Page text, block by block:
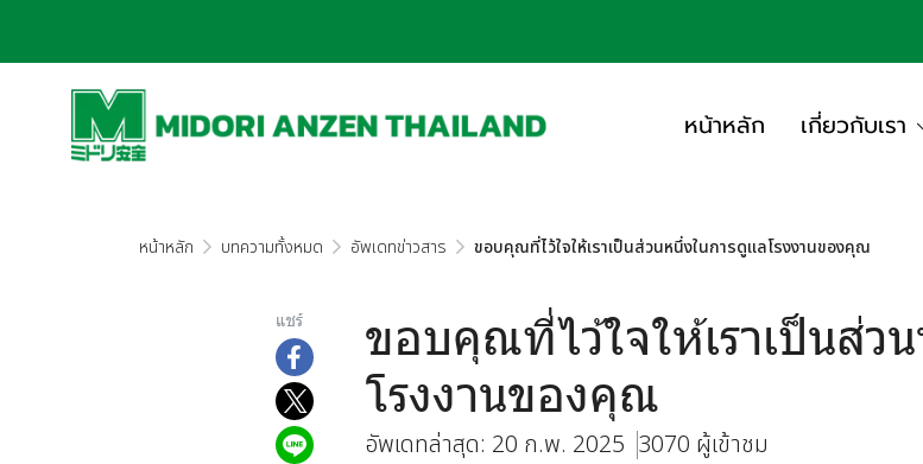
หน้าหลัก เกี่ยวกับเรา
หน้าหลัก บทความทั้งหมด อัพเดทข่าวสาร ขอบคุณที่ไว้ใจให้เราเป็นส่วนหนึ่งในการดูแลโรงงานของคุณ
แชร์
ขอบคุณที่ไว้ใจให้เราเป็นส่ว
โรงงานของคุณ
อัพเดทล่าสุด: 20 ก.พ. 2025 3070 ผู้เข้าชม